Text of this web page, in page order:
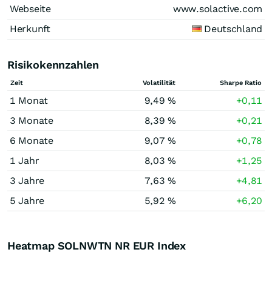
Webseite
www.solactive.com
Herkunft
Deutschland
Risikokennzahlen
Zeit Volatilität Sharpe Ratio
1 Monat 9,49 %
+0,11
3 Monate
8,39 %
+0,21
6 Monate
9,07 %
+0,78
1 Jahr
8,03 %
+1,25
3 Jahre
7,63 %
+4,81
5 Jahre
5,92 % +6,20
Heatmap SOLNWTN NR EUR Index